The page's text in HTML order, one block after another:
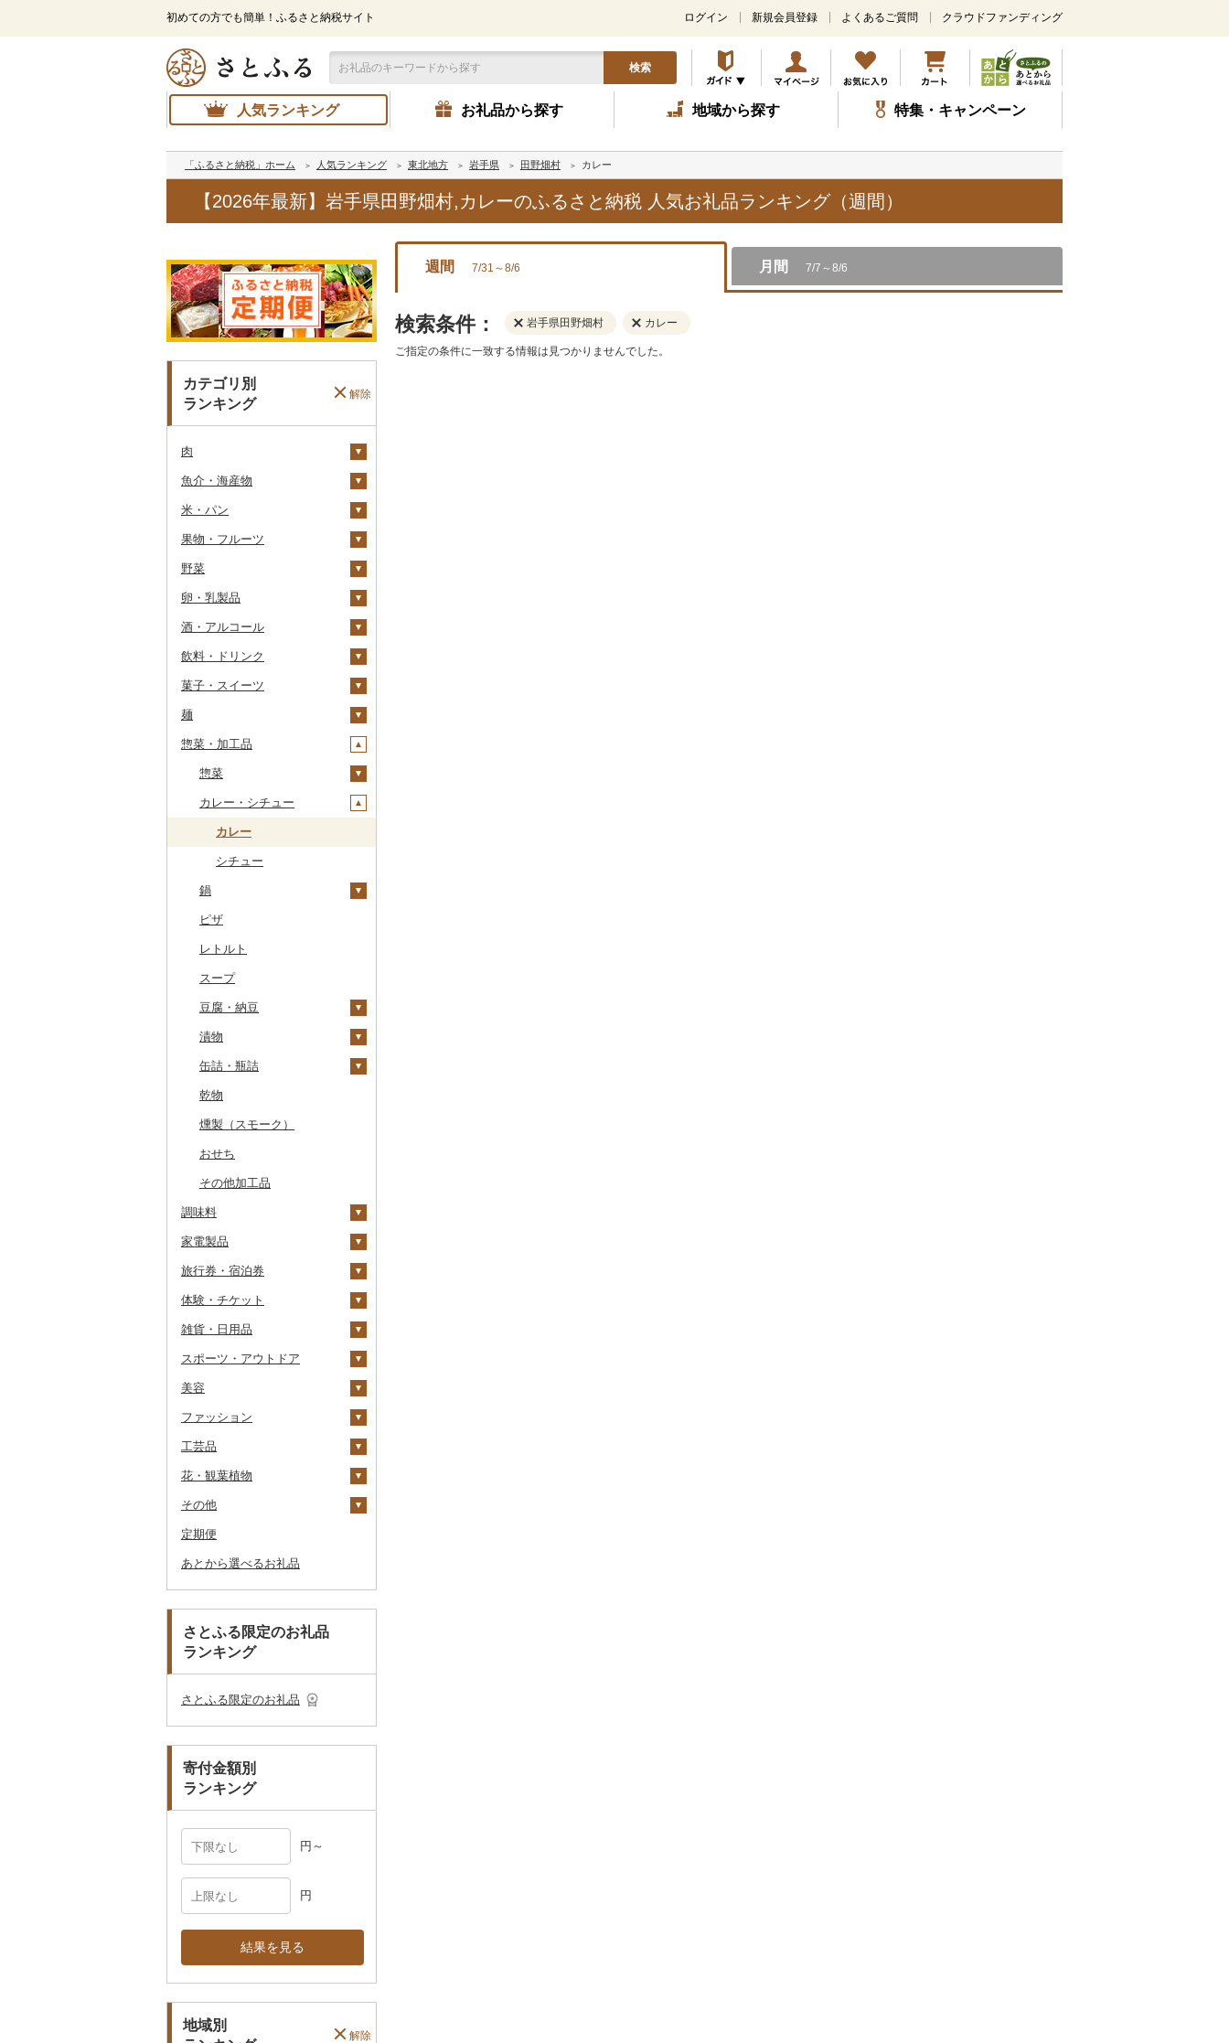
初めての方でも簡単！ふるさと納税サイト
メ
ン
コ
ン
テ
ツ
キ
ッ
プ
ログイン 新規会員登録 よくあるご質問 クラウドファンディング
検索
人気ランキング お礼品から探す 地域から探す 特集・キャンペーン
「ふるさと納税」ホーム 人気ランキング 東北地方 岩手県 田野畑村 カレー
【2026年最新】岩手県田野畑村,カレーのふるさと納税 人気お礼品ランキング（週間）
カテゴリ別
ランキング
解除
肉
牛肉（精肉）
ステーキ
すき焼き
焼肉
牛タン
和牛
黒毛和牛
仙台牛
米沢牛
山形牛
常陸牛
上州牛
近江牛
神戸牛・神戸ビーフ
但馬牛
土佐あかうし
佐賀牛
長崎和牛
あか牛
宮崎牛
その他牛肉（精肉）
牛肉（加工品）
ハンバーグ
ローストビーフ
ビーフジャーキー
その他牛肉（加工品）
豚肉（精肉）
すき焼き
しゃぶしゃぶ
焼肉
アグー豚
豚肉（加工品）
ハンバーグ
もつ鍋
ハム
ソーセージ・ウインナ
鶏肉
鶏肉（精肉）
ハム・ソーセージ
唐揚げ
水炊き
地鶏
赤鶏さつま
その他鶏肉
鹿肉
馬肉
羊肉・ラム肉（ジンギス
魚介・海産物
カニ
ズワイガニ
毛ガニ
かにしゃぶ
その他カニ
エビ
ボタンエビ
伊勢海老
その他エビ
いくら
うに
明太子・たらこ
明太子
たらこ
その他魚卵
数の子
キャビア
その他魚卵
貝
鮑（アワビ）
牡蠣（カキ）
あさり
しじみ
サザエ
その他貝
鮮魚
鮭・サーモン
マグロ
イワシ
カツオ
クエ
くじら
サバ
さんま
鯛
のどぐろ
ふぐ
ブリ
ほっけ
その他鮮魚
イカ・タコ
イカ
タコ
海苔・海藻
海苔
わかめ
その他海苔・海藻
干物
ししゃも
その他魚介・加工品
かまぼこ・練り製品
その他魚介・加工品
米・パン
米
無洗米
玄米
金芽米
ゆめぴりか
コシヒカリ
はえぬき
さがびより
あきたこまち
ひとめぼれ
ななつぼし
その他米
雑穀
餅
その他穀物加工品
パン
果物・フルーツ
ぶどう・マスカット
巨峰
ナガノパープル
ピオーネ
デラウェア
その他ぶどう・マスカ
いちご
りんご
もも
メロン
梨
和梨
洋梨・ラフランス
マンゴー
みかん・柑橘
みかん
レモン
せとか
文旦
まどんな
ポンカン
その他柑橘
すいか
キウイ
柿（カキ）
ドライフルーツ
干し柿
干し芋
その他ドライフルーツ
その他果物
びわ
ブルーベリー
パイナップル
栗
その他果物
野菜
いも
じゃがいも
さつまいも
その他いも
トマト
フルーツトマト
ミニトマト
玉ねぎ
ねぎ
根菜
人参
大根
自然薯
レンコン
その他根菜
アスパラガス
豆
きのこ
しいたけ
その他きのこ
その他野菜
かぼちゃ
茄子
レタス
その他野菜
卵・乳製品
卵
チーズ
ヨーグルト
バター
その他乳製品
酒・アルコール
ビール・発泡酒
ビール
地ビール・クラフトビ
日本酒
純米吟醸
大吟醸
吟醸
その他日本酒
芋焼酎
麦焼酎
米焼酎
黒糖焼酎
その他焼酎
梅酒
泡盛
ワイン
白ワイン
赤ワイン
ウイスキー
リキュール・洋酒
甘酒
ノンアルコール
その他酒
飲料・ドリンク
水・ミネラルウォーター
飲料
コーヒー豆
粉
ドリップ
茶
飲料
茶葉・ティーバッグ
静岡茶
足柄茶
八女茶
その他茶
果汁飲料
りんごジュース
みかんジュース（オレ
ンジジュース）
紅茶
飲料
茶葉・ティーバッグ
その他飲料・ジュース
野菜ジュース
豆乳
その他飲料・ジュース
菓子・スイーツ
クッキー
焼き菓子
プリン
ゼリー
チョコレート
カステラ
アイス・ジェラート
その他洋菓子
煎餅・おかき
羊羹
饅頭
大福
その他和菓子
麺
ラーメン
うどん
そば
パスタ
ひやむぎ
そうめん
その他麺
惣菜・加工品
惣菜
餃子
シュウマイ
コロッケ
カレー・シチュー
カレー
シチュー
鍋
肉
魚
その他鍋
ピザ
レトルト
スープ
豆腐・納豆
豆腐
納豆
漬物
梅干
キムチ
その他漬物
缶詰・瓶詰
肉
魚
果物
ジャム
その他缶詰・瓶詰
乾物
燻製（スモーク）
おせち
その他加工品
調味料
砂糖
塩
醤油
味噌
酢
だし
食用油
オリーブオイル
ごま油
はちみつ
ドレッシング
その他調味料
ケチャップ
こしょう
その他調味料
家電製品
季節・空調家電
キッチン家電
照明器具
パソコン・周辺機器
TV・オーディオ・カメラ
美容・健康家電
カー用品
時計
その他家電
旅行券・宿泊券
旅行券
JTBふるさと旅行クー
その他旅行券
宿泊券
体験・チケット
PayPay商品券
食事券
温泉・サウナ・スパ利用
券
GDOふるさとゴルフ
プレークーポン
その他のゴルフプレー
花火大会チケット
カタログギフト
雑貨・日用品
家具・インテリア
机・テーブル
その他家具・インテリ
寝具
布団
毛布
タオルケット
タオル
その他タオル
文房具・印鑑
ボールペン
ノート・ファイル
その他文房具
食器
グラス・カップ
箸
スプーン・フォーク・
ナイフ
皿・椀
その他食器
キッチン用品
フライパン
鍋
まな板
土鍋
日用品
洗剤
トイレットペーパー
ティッシュ
その他日用品
楽器・器材
本・CD・DVD
おもちゃ・ぬいぐるみ
ご当地キャラクター
ペット用品
その他雑貨
スポーツ・アウトドア
ゴルフ
ゴルフボール
ゴルフウェア
その他ゴルフ
釣り
サイクリング
アウトドア・キャンプ
その他スポーツ
その他スポーツ
美容
スキンケア
洗顔
その他スキンケア
シャンプー・リンス
石鹸・ボディーソープ
入浴剤
アロマ
プロテイン
その他美容
ファッション
鞄・バッグ
トートバッグ・ショル
ツケース
その他鞄・バッグ
洋服
女性・レディース
子供・ベビー
その他洋服
和服
靴・履物
靴・シューズ
スリッパ・下駄・草履
その他靴・履物
アクセサリー
ペンダント・ネックレ
ス
ピアス・イヤリング
その他アクセサリー
その他服飾小物
ショール・ストール
マフラー・手袋
工芸品
織物
本場奄美大島紬
陶器・漆器
唐津焼
備前焼
美濃焼
村上木彫堆朱
その他装飾品・工芸品
数珠
工芸品
播州そろばん
美濃和紙
花・観葉植物
観葉植物・苗木
花
胡蝶蘭
造花・プリザーブドフ
ラワー
その他花
盆栽・その他
その他
地域サービス
その他
定期便
あとから選べるお礼品
さとふる限定のお礼品
ランキング
さとふる限定のお礼品
寄付金額別
ランキング
円～
円
結果を見る
地域別
解除
週間 7/31～8/6 月間 7/7～8/6
検索条件： 岩手県田野畑村 カレー
ご指定の条件に一致する情報は見つかりませんでした。